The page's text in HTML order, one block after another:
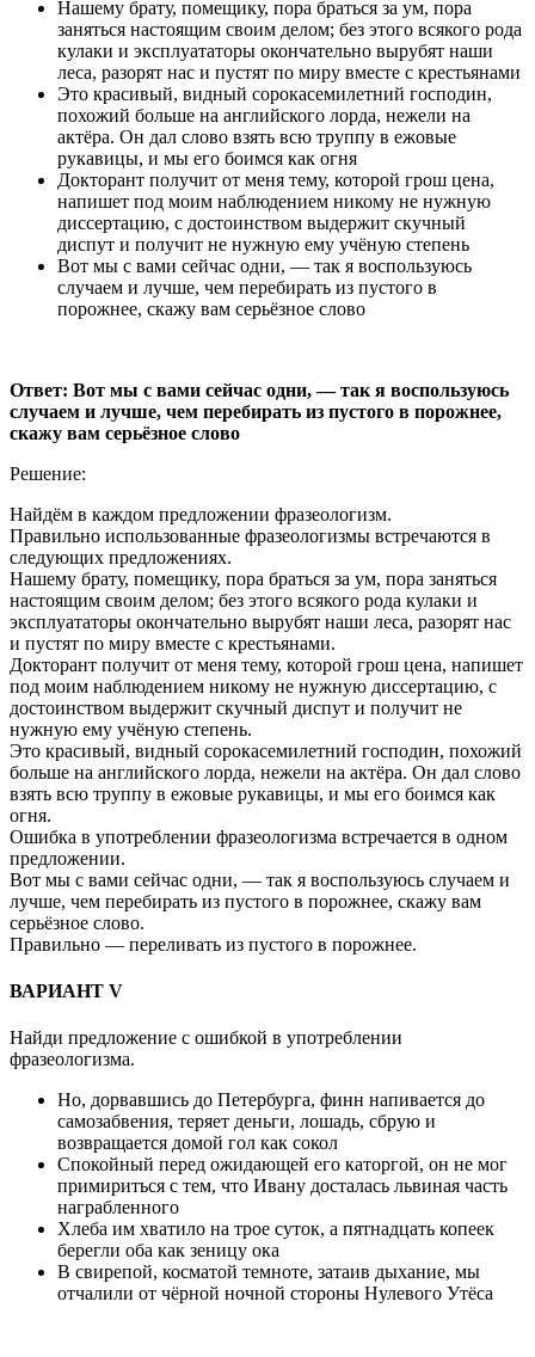
Нашему брату, помещику, пора браться за ум, пора
заняться настоящим своим делом; без этого всякого рода
кулаки и эксплуататоры окончательно вырубят наши
леса, разорят нас и пустят по миру вместе с крестьянами
Это красивый, видный сорокасемилетний господин,
похожий больше на английского лорда, нежели на
актёра. Он дал слово взять всю труппу в ежовые
рукавицы, и мы его боимся как огня
Докторант получит от меня тему, которой грош цена,
напишет под моим наблюдением никому не нужную
диссертацию, с достоинством выдержит скучный
диспут и получит не нужную ему учёную степень
Вот мы с вами сейчас одни, ― так я воспользуюсь
случаем и лучше, чем перебирать из пустого в
порожнее, скажу вам серьёзное слово
Ответ: Вот мы с вами сейчас одни, ― так я воспользуюсь
случаем и лучше, чем перебирать из пустого в порожнее,
скажу вам серьёзное слово
Решение:
Найдём в каждом предложении фразеологизм.
Правильно использованные фразеологизмы встречаются в
следующих предложениях.
Нашему брату, помещику, пора браться за ум, пора заняться
настоящим своим делом; без этого всякого рода кулаки и
эксплуататоры окончательно вырубят наши леса, разорят нас
и пустят по миру вместе с крестьянами.
Докторант получит от меня тему, которой грош цена, напишет
под моим наблюдением никому не нужную диссертацию, с
достоинством выдержит скучный диспут и получит не
нужную ему учёную степень.
Это красивый, видный сорокасемилетний господин, похожий
больше на английского лорда, нежели на актёра. Он дал слово
взять всю труппу в ежовые рукавицы, и мы его боимся как
огня.
Ошибка в употреблении фразеологизма встречается в одном
предложении.
Вот мы с вами сейчас одни, ― так я воспользуюсь случаем и
лучше, чем перебирать из пустого в порожнее, скажу вам
серьёзное слово.
Правильно — переливать из пустого в порожнее.
ВАРИАНТ V
Найди предложение с ошибкой в употреблении
фразеологизма.
Но, дорвавшись до Петербурга, финн напивается до
самозабвения, теряет деньги, лошадь, сбрую и
возвращается домой гол как сокол
Спокойный перед ожидающей его каторгой, он не мог
примириться с тем, что Ивану досталась львиная часть
награбленного
Хлеба им хватило на трое суток, а пятнадцать копеек
берегли оба как зеницу ока
В свирепой, косматой темноте, затаив дыхание, мы
отчалили от чёрной ночной стороны Нулевого Утёса